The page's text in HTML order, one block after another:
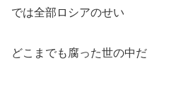
では全部ロシアのせい
どこまでも腐った世の中だ